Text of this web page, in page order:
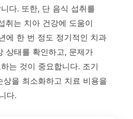
다. 또한, 단 음식 섭취를
취는 치아 건강에 도움이
에 한 번 정도 정기적인 치과
상태를 확인하고, 문제가
는 것이 중요합니다. 조기
을 최소화하고 치료 비용을
다.